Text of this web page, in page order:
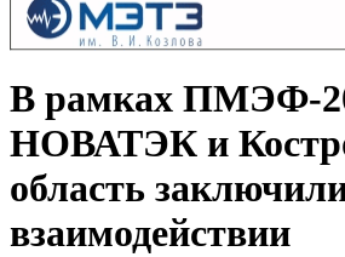
В рамках ПМЭФ-
НОВАТЭК и
область
взаимодействии